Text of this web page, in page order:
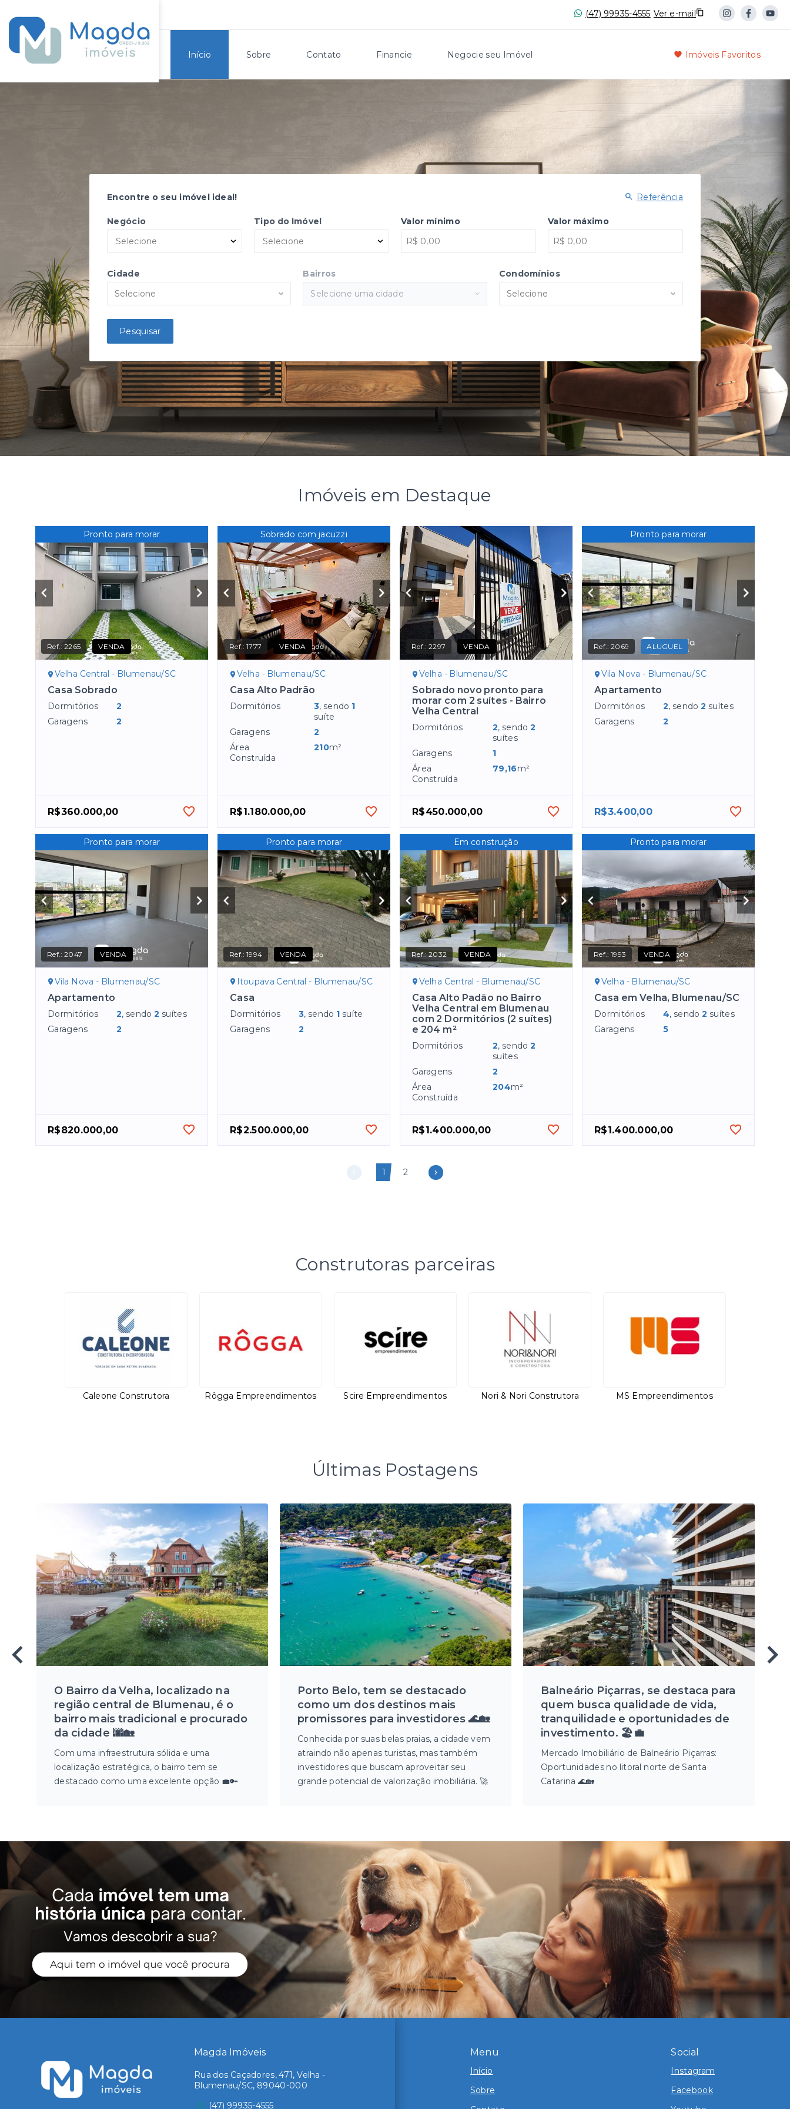
(47) 99935-4555 Ver e-mail
Início Sobre Contato Financie Negocie seu Imóvel Imóveis Favoritos
Encontre o seu imóvel ideal! Referência
Negócio
Selecione
Tipo do Imóvel
Selecione
Valor mínimo Valor máximo
Cidade
Selecione
Bairros
Selecione uma cidade
Condomínios
Selecione
Pesquisar
Imóveis em Destaque
Pronto para morar
Ref.:2265 VENDA
Velha Central - Blumenau/SC
Casa Sobrado
Dormitórios
2
Garagens
2
R$360.000,00
Sobrado com jacuzzi
Ref.:1777 VENDA
Velha - Blumenau/SC
Casa Alto Padrão
Dormitórios 3, sendo 1
suíte
Garagens
2
Área
Construída
210m²
R$1.180.000,00
Ref.:2297 VENDA
Velha - Blumenau/SC
Sobrado novo pronto para
morar com 2 suítes - Bairro
Velha Central
Dormitórios 2, sendo2
suítes
Garagens
1
Área
Construída
79,16m²
R$450.000,00
Pronto para morar
Ref.:2069 ALUGUEL
Vila Nova - Blumenau/SC
Apartamento
Dormitórios 2, sendo2 suítes
Garagens
2
R$3.400,00
Pronto para morar
Ref.:2047 VENDA
Vila Nova - Blumenau/SC
Apartamento
Dormitórios 2, sendo2 suítes
Garagens
2
R$820.000,00
Pronto para morar
Ref.:1994 VENDA
Itoupava Central - Blumenau/SC
Casa
Dormitórios 3, sendo 1 suíte
Garagens
2
R$2.500.000,00
Em construção
Ref.:2032 VENDA
Velha Central - Blumenau/SC
Casa Alto Padão no Bairro
Velha Central em Blumenau
com 2 Dormitórios (2 suítes)
e 204 m²
Dormitórios 2, sendo2
suítes
Garagens
2
Área
Construída
204m²
R$1.400.000,00
Pronto para morar
Ref.:1993 VENDA
Velha - Blumenau/SC
Casa em Velha, Blumenau/SC
Dormitórios 4, sendo2 suítes
Garagens
5
R$1.400.000,00
1 2
Construtoras parceiras
Caleone Construtora Rôgga Empreendimentos Scire Empreendimentos Nori & Nori Construtora MS Empreendimentos
Últimas Postagens
O Bairro da Velha, localizado na
região central de Blumenau, é o
bairro mais tradicional e procurado
da cidade 🌆🏡
Com uma infraestrutura sólida e uma
localização estratégica, o bairro tem se
destacado como uma excelente opção 💼🔑
Porto Belo, tem se destacado
como um dos destinos mais
promissores para investidores 🌊🏡
Conhecida por suas belas praias, a cidade vem
atraindo não apenas turistas, mas também
investidores que buscam aproveitar seu
grande potencial de valorização imobiliária. 🚀
Balneário Piçarras, se destaca para
quem busca qualidade de vida,
tranquilidade e oportunidades de
investimento. 🏖️💼
Mercado Imobiliário de Balneário Piçarras:
Oportunidades no litoral norte de Santa
Catarina 🌊🏡
Menu
Início
Sobre
Social
Instagram
Facebook
Magda Imóveis
Rua dos Caçadores, 471, Velha -
Blumenau/SC, 89040-000
(47) 99935-4555